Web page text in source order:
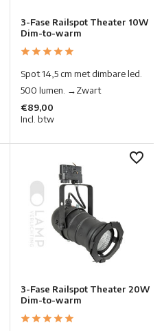
3-Fase Railspot Theater 10W
Dim-to-warm
Spot 14,5 cm met dimbare led.
500 lumen. →Zwart
€89,00
Incl. btw
3-Fase Railspot Theater 20W
Dim-to-warm